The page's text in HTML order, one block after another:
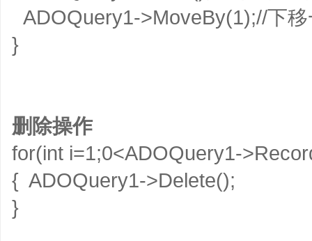
ADOQuery1->MoveBy(1);//下
}
删除操作
for(int i=1;0<ADOQuery1-
{ ADOQuery1->Delete();
}